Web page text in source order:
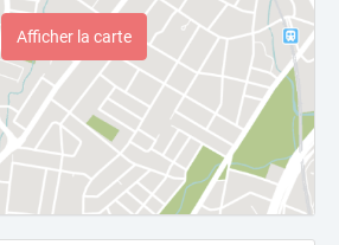
Afficher la carte